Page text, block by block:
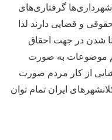
گرفتاری‌های
و قضایی دارند لذا
شدن در جهت احقاق
موضوعات به صورت
از کار مردم صورت
ایران تمام توان